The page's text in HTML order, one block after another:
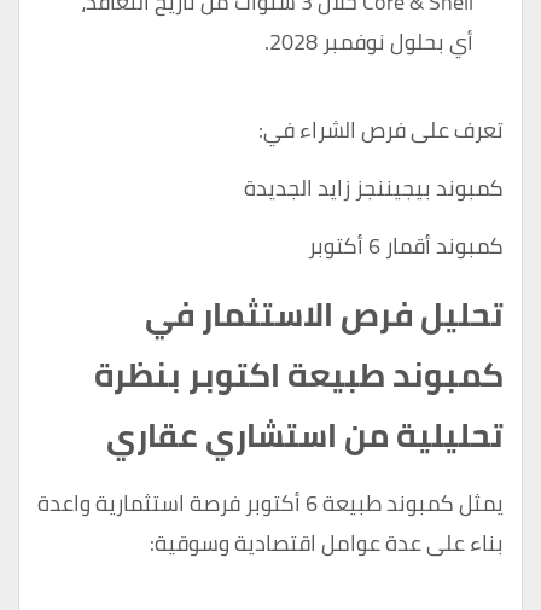
أي بحلول نوفمبر 2028.
تعرف على فرص الشراء في:
كمبوند بيجيننجز زايد الجديدة
كمبوند أقمار 6 أكتوبر
تحليل فرص الاستثمار في
كمبوند طبيعة اكتوبر بنظرة
تحليلية من استشاري عقاري
يمثل كمبوند طبيعة 6 أكتوبر فرصة استثمارية واعدة
بناء على عدة عوامل اقتصادية وسوقية: